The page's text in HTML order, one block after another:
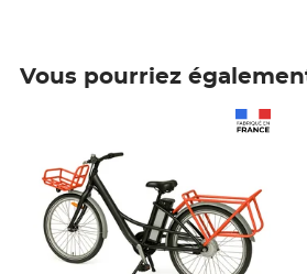
Vous pourriez